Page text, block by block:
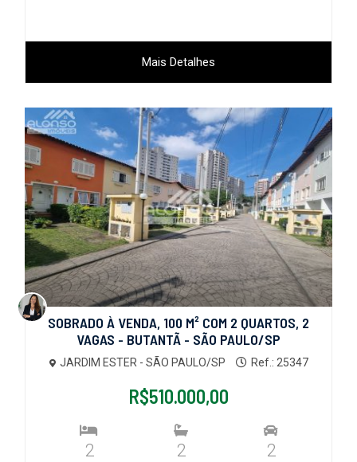
Mais Detalhes
SOBRADO À VENDA, 100 M² COM 2 QUARTOS, 2
VAGAS - BUTANTÃ - SÃO PAULO/SP
JARDIM ESTER - SÃO PAULO/SP Ref.: 25347
R$510.000,00
2 2 2